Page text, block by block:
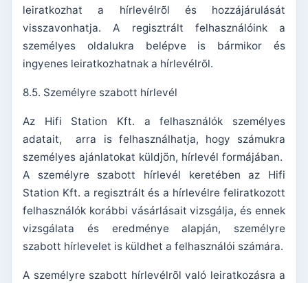
leiratkozhat a hírlevélrõl és hozzájárulását
visszavonhatja. A regisztrált felhasználóink a
személyes oldalukra belépve is bármikor és
ingyenes leiratkozhatnak a hírlevélrõl.
8.5. Személyre szabott hírlevél
Az Hifi Station Kft. a felhasználók személyes
adatait, arra is felhasználhatja, hogy számukra
személyes ajánlatokat küldjön, hírlevél formájában.
A személyre szabott hírlevél keretében az Hifi
Station Kft. a regisztrált és a hírlevélre feliratkozott
felhasználók korábbi vásárlásait vizsgálja, és ennek
vizsgálata és eredménye alapján, személyre
szabott hírlevelet is küldhet a felhasználói számára.
A személyre szabott hírlevélrõl való leiratkozásra a